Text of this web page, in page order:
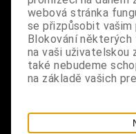
webová stránka
se přizpůsobit
Blokování
na vaši uživatelskou
také nebudeme
na základě vašich